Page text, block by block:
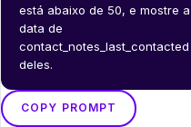
está abaixo de 50, e mostre a
data de
contact_notes_last_contacted
deles.
COPY PROMPT